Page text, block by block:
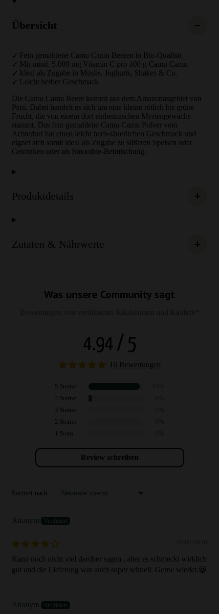
Übersicht
Fein gemahlene Camu Camu Beeren in Bio-Qualität
Mit mind. 5.000 mg Vitamin C pro 100 g Camu Camu
Ideal als Zugabe in Müslis, Joghurts, Shakes & Co.
Leicht herber Geschmack
Die Camu Camu Beere kommt aus dem Amazonasgebiet von
Peru. Dabei handelt es sich um eine kleine rötlich bis grüne
Frucht, die von einem dort einheimischen Myrtengewächs
stammt. Das fein gemahlene Camu Camu Pulver vom
Achterhof hat einen leicht herb-säuerlichen Geschmack und
eignet sich somit ideal als Zugabe zu süßeren Speisen oder
Getränken oder als Smoothie-Beimischung.
Produktdetails
Zutaten & Nährwerte
Was unsere Community sagt
4.94 / 5
16 Bewertungen
5 Sterne
4 Sterne
3 Sterne
2 Sterne
1 Stern
Review schreiben
Sortiert nach: Sort by
Anonym
Kann noch nicht viel darüber sagen , aber es schmeckt wirklich
gut und die Lieferung war auch super schnell. Gerne wieder.😃
Anonym